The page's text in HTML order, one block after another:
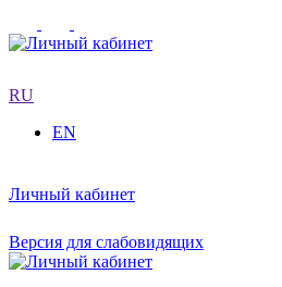
RU
EN
Личный кабинет
Версия для слабовидящих